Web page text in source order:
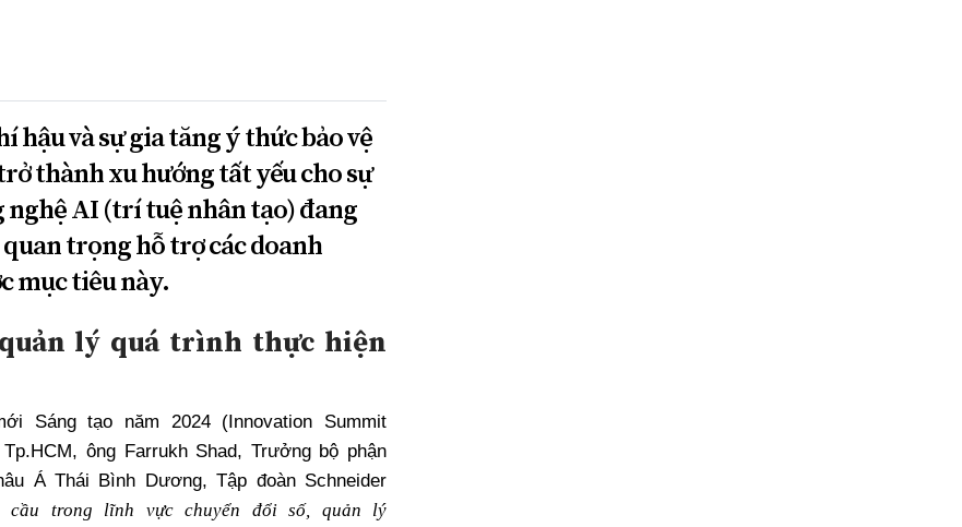
hậu và sự gia tăng ý thức bảo vệ
thành xu hướng tất yếu cho sự
AI (trí tuệ nhân tạo) đang
trọng hỗ trợ các doanh
mục tiêu này.
lý quá trình thực hiện
Sáng tạo năm 2024 (Innovation Summit
ông Farrukh Shad, Trưởng bộ phận
Á Thái Bình Dương, Tập đoàn Schneider
cầu trong lĩnh vực chuyển đổi số, quản lý